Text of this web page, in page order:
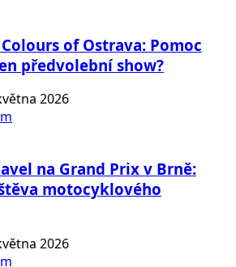
of Ostrava: Pomoc
předvolební show?
2026
na Grand Prix v Brně:
motocyklového
2026